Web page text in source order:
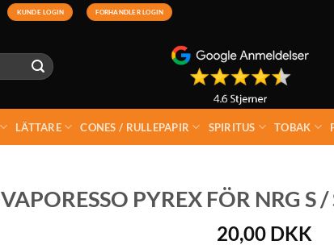
KUNDE LOGIN FORHANDLER LOGIN
LÄTTARE CONES / RULLEPAPIR SPIRITUS TOBAK
VAPORESSO PYREX FÖR NRG S
20,00 DKK